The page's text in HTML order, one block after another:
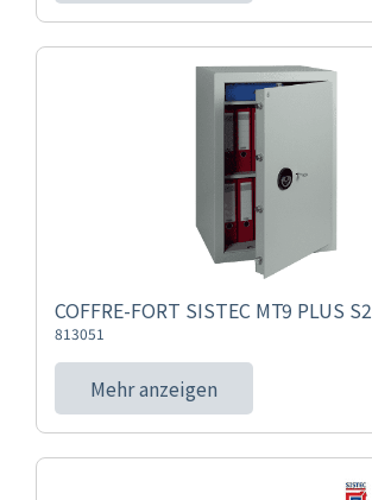
COFFRE-FORT SISTEC MT9 PLUS S2
813051
Mehr anzeigen